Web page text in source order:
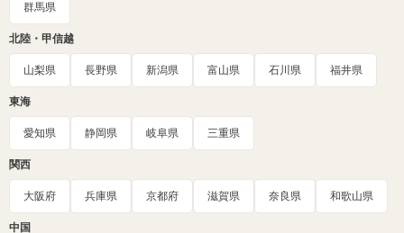
群馬県
北陸・甲信越
山梨県 長野県 新潟県 富山県 石川県 福井県
東海
愛知県 静岡県 岐阜県 三重県
関西
大阪府 兵庫県 京都府 滋賀県 奈良県 和歌山県
中国